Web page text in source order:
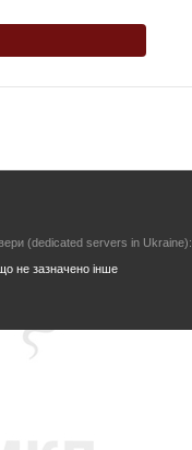
(dedicated servers in Ukraine):
не зазначено інше